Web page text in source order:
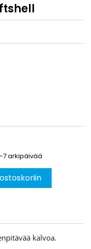
7 arkipäivää
kalvoa.